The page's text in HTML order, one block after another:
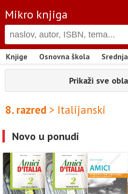
Mikro knjiga
Knjige Osnovna škola
Prikaži sve
8. razred > Italijanski
Novo u ponudi